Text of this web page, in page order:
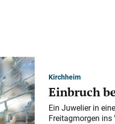
Kirchheim
Einbruch
Ein Juwelier in
Freitagmorgen ins